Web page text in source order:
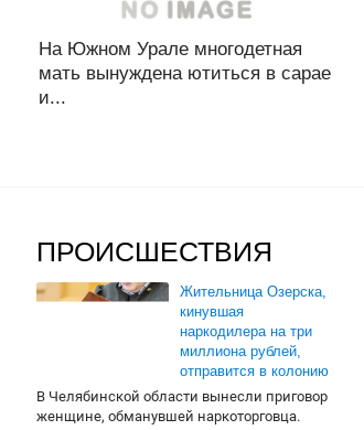
На Южном Урале многодетная
мать вынуждена ютиться в сарае
и...
ПРОИСШЕСТВИЯ
Жительница Озерска,
кинувшая
наркодилера на три
миллиона рублей,
отправится в колонию
В Челябинской области вынесли приговор
женщине, обманувшей наркоторговца.